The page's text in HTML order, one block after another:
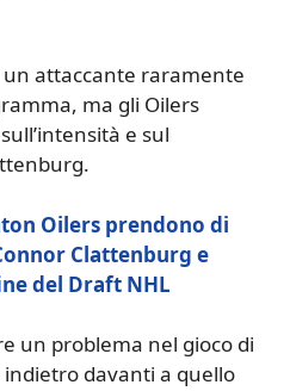
attaccante raramente
ma gli Oilers
e sul
Oilers prendono di
Clattenburg e
del Draft NHL
un problema nel gioco di
davanti a quello